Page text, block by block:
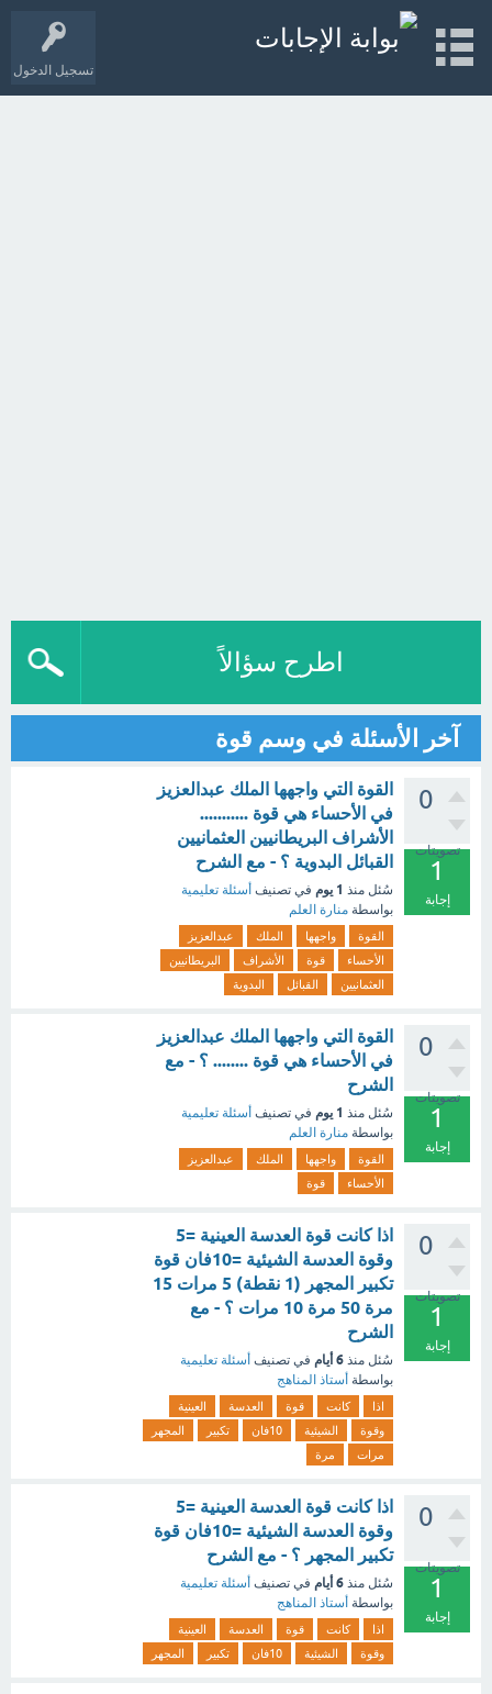
تسجيل الدخول
اطرح سؤالاً
آخر الأسئلة في وسم قوة
0
تصويتات
1
إجابة
القوة التي واجهها الملك عبدالعزيز
في الأحساء هي قوة ...........
الأشراف البريطانيين العثمانيين
القبائل البدوية ؟ - مع الشرح
سُئل منذ 1 يوم في تصنيف أسئلة تعليمية
بواسطة منارة العلم
القوة واجهها الملك
عبدالعزيز
الأحساء
قوة الأشراف
البريطانيين
العثمانيين
القبائل البدوية
0
تصويتات
1
إجابة
القوة التي واجهها الملك عبدالعزيز
في الأحساء هي قوة ........ ؟ - مع
الشرح
سُئل منذ 1 يوم في تصنيف أسئلة تعليمية
بواسطة منارة العلم
القوة واجهها الملك
عبدالعزيز
الأحساء
قوة
0
تصويتات
1
إجابة
اذا كانت قوة العدسة العينية =5
وقوة العدسة الشيئية =10فان قوة
تكبير المجهر (1 نقطة) 5 مرات 15
مرة 50 مرة 10 مرات ؟ - مع
الشرح
سُئل منذ 6 أيام في تصنيف أسئلة تعليمية
بواسطة أستاذ المناهج
اذا كانت قوة العدسة
العينية
وقوة
الشيئية 10فان تكبير
المجهر
مرات
مرة
0
تصويتات
1
إجابة
اذا كانت قوة العدسة العينية =5
وقوة العدسة الشيئية =10فان قوة
تكبير المجهر ؟ - مع الشرح
سُئل منذ 6 أيام في تصنيف أسئلة تعليمية
بواسطة أستاذ المناهج
اذا كانت قوة العدسة
العينية
وقوة
الشيئية 10فان تكبير المجهر